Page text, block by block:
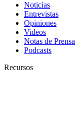
Noticias
Entrevistas
Opiniones
Videos
Notas de Prensa
Podcasts
Recursos